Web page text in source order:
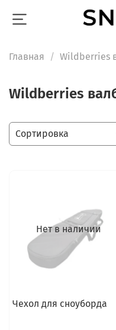
Главная Wildberries
Wildberries
Нет в наличии
Чехол для сноуборда